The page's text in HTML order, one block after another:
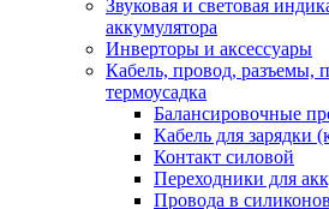
Звуковая и световая
аккумулятора
Инверторы и аксессуары
Кабель, провод, разъемы,
термоусадка
Балансировочные
Кабель для зарядки
Контакт силовой
Переходники для
Провода в